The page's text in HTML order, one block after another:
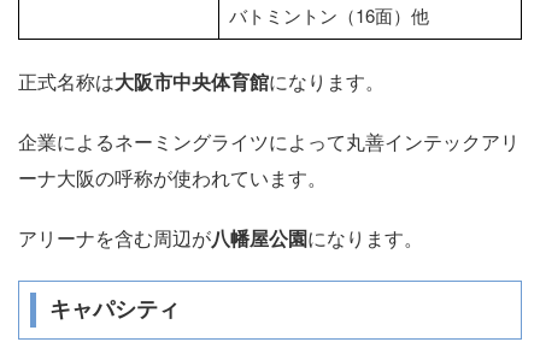
バトミントン（16面）他
正式名称は大阪市中央体育館になります。
企業によるネーミングライツによって丸善インテックアリ
ーナ大阪の呼称が使われています。
アリーナを含む周辺が八幡屋公園になります。
キャパシティ